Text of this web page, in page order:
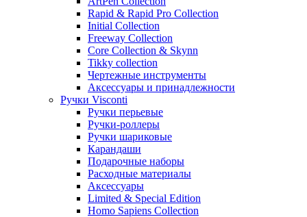
Rapid & Rapid Pro Collection
Initial Collection
Freeway Collection
Core Collection & Skynn
Tikky collection
Чертежные инструменты
Аксессуары и принадлежности
Ручки Visconti
Ручки перьевые
Ручки-роллеры
Ручки шариковые
Карандаши
Подарочные наборы
Расходные материалы
Аксессуары
Limited & Special Edition
Homo Sapiens Collection